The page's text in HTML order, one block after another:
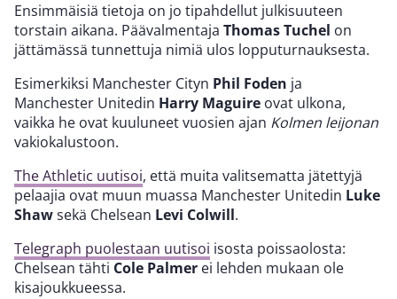
Ensimmäisiä tietoja on jo tipahdellut julkisuuteen
torstain aikana. Päävalmentaja Thomas Tuchel on
jättämässä tunnettuja nimiä ulos lopputurnauksesta.
Esimerkiksi Manchester Cityn Phil Foden ja
Manchester Unitedin Harry Maguire ovat ulkona,
vaikka he ovat kuuluneet vuosien ajan Kolmen leijonan
vakiokalustoon.
The Athletic uutisoi, että muita valitsematta jätettyjä
pelaajia ovat muun muassa Manchester Unitedin Luke
Shawsekä Chelsean Levi Colwill.
Telegraph puolestaan uutisoi isosta poissaolosta:
Chelsean tähti Cole Palmer ei lehden mukaan ole
kisajoukkueessa.